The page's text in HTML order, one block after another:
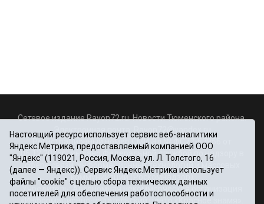
Сетевое издание Rayon72.ru. Новости Тюменского района.
Rayon72@yandex.ru
Регистрационный номер СМИ Эл № ФС77-67956 от
06.12.2016г., выдано Федеральной службой по надзору в
сфере связи, информационных технологий и массовых
коммуникаций (Роскомнадзор)
Учредитель: Автономная некоммерческая организация
«Информационно-издательский центр «Красное знамя».
Настоящий ресурс использует сервис веб-аналитики
Яндекс.Метрика, предоставляемый компанией ООО
"Яндекс" (119021, Россия, Москва, ул. Л. Толстого, 16
(далее — Яндекс)). Сервис Яндекс.Метрика использует
файлы "cookie" с целью сбора технических данных
посетителей для обеспечения работоспособности и